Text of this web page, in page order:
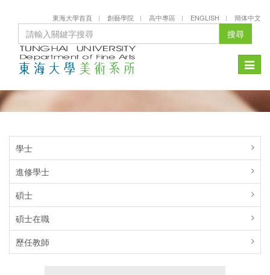
東海大學首頁 創藝學院 高中專區 ENGLISH 簡体中文
搜尋
Toggle
學士
進修學士
碩士
碩士在職
歷任教師